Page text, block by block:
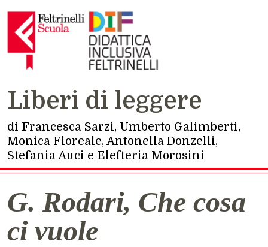
Navigazione principale
Liberi di leggere
di Francesca Sarzi, Umberto Galimberti,
Monica Floreale, Antonella Donzelli,
Stefania Auci e Elefteria Morosini
G. Rodari, Che cosa
ci vuole